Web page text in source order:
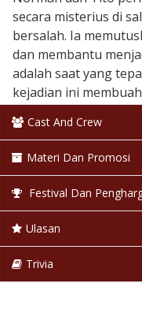
secara misterius di
bersalah. Ia
dan membantu
adalah saat yang
kejadian ini
Negara & Tanggal
Klasifikasi:17+
Bahasa:
Warna:
Cast And Crew
Materi Dan Promosi
Festival Dan
Ulasan
Trivia